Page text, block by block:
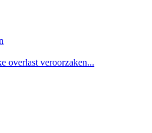
overlast veroorzaken...